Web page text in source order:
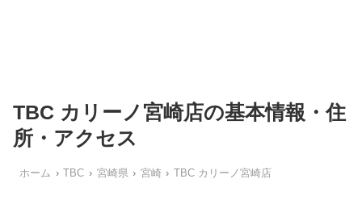
TBC カリーノ宮崎店の基本情報・住
所・アクセス
ホーム TBC 宮崎県 宮崎 TBC カリーノ宮崎店